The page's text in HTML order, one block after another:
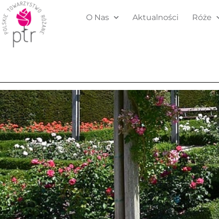
O Nas Aktualności Róże